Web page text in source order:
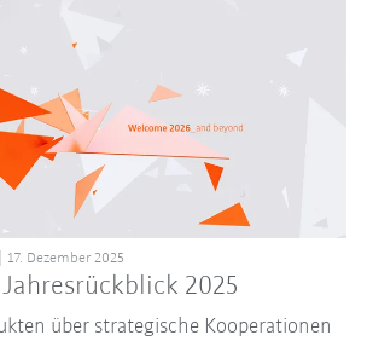
Jahresrückblick 2025
17. Dezember 2025
über strategische Kooperationen